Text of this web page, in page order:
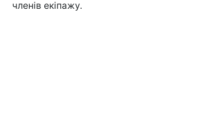
членів екіпажу.